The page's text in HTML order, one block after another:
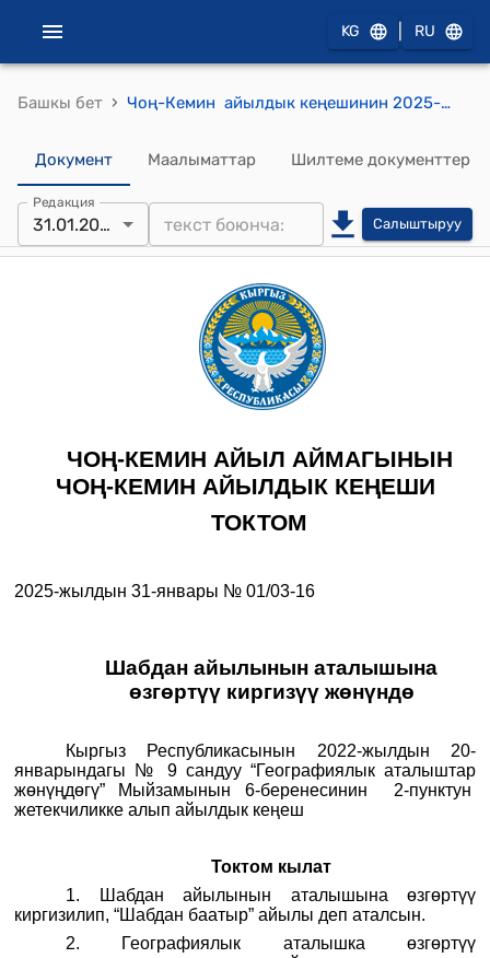
KG RU
Башкы бет › Чоң-Кемин айылдык кеңешинин 2025-жылдын 31-январы № 01/03-16 "Шабдан айылынын аталышына ɵзгɵртүү киргизүү жөнүндө" токтому
Документ Маалыматтар Шилтеме документтер
Редакция
31.01.2025 Салыштыруу